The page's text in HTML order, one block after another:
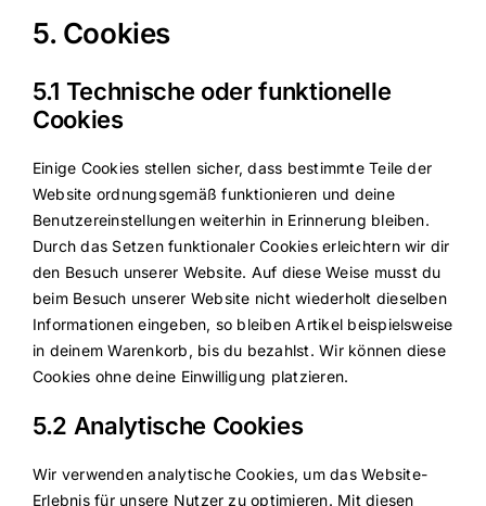
5. Cookies
5.1 Technische oder funktionelle
Cookies
Einige Cookies stellen sicher, dass bestimmte Teile der
Website ordnungsgemäß funktionieren und deine
Benutzereinstellungen weiterhin in Erinnerung bleiben.
Durch das Setzen funktionaler Cookies erleichtern wir dir
den Besuch unserer Website. Auf diese Weise musst du
beim Besuch unserer Website nicht wiederholt dieselben
Informationen eingeben, so bleiben Artikel beispielsweise
in deinem Warenkorb, bis du bezahlst. Wir können diese
Cookies ohne deine Einwilligung platzieren.
5.2 Analytische Cookies
Wir verwenden analytische Cookies, um das Website-
Erlebnis für unsere Nutzer zu optimieren. Mit diesen